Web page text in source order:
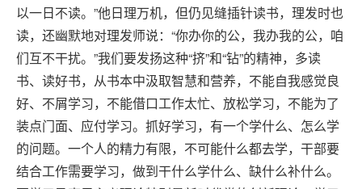
以一日不读。”他日理万机，但仍见缝插针读书，理发时也
读，还幽默地对理发师说：“你办你的公，我办我的公，咱
们互不干扰。”我们要发扬这种“挤”和“钻”的精神，多读
书、读好书，从书本中汲取智慧和营养，不能自我感觉良
好、不屑学习，不能借口工作太忙、放松学习，不能为了
装点门面、应付学习。抓好学习，有一个学什么、怎么学
的问题。一个人的精力有限，不可能什么都去学，干部要
结合工作需要学习，做到干什么学什么、缺什么补什么。